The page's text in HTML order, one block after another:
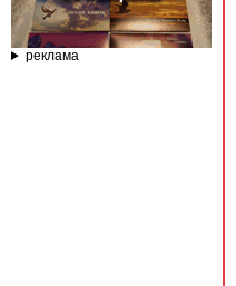
реклама